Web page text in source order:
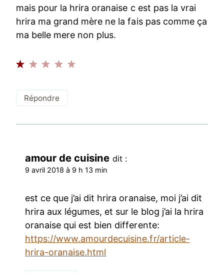
mais pour la hrira oranaise c est pas la vrai
hrira ma grand mère ne la fais pas comme ça
ma belle mere non plus.
Répondre
amour de cuisine dit :
9 avril 2018 à 9 h 13 min
est ce que j’ai dit hrira oranaise, moi j’ai dit
hrira aux légumes, et sur le blog j’ai la hrira
oranaise qui est bien differente:
https://www.amourdecuisine.fr/article-
hrira-oranaise.html